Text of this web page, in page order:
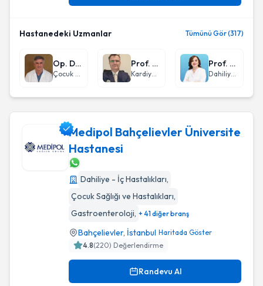
Hastanedeki Uzmanlar Tümünü Gör (317)
Op. Dr. Mehmet Şerif Arslan
Çocuk Cerrahisi
Prof. Dr. Bülent Demir
Kardiyoloji
Prof. Dr. Sevgi Aras
Dahiliye - İç Hastalıkları
Medipol Bahçelievler Üniversite Hastanesi
Medipol Bahçelievler Üniversite
Hastanesi
Dahiliye - İç Hastalıkları,
Çocuk Sağlığı ve Hastalıkları,
Gastroenteroloji, + 41 diğer branş
Bahçelievler, İstanbul Haritada Göster
4.8(220) Değerlendirme
Randevu Al